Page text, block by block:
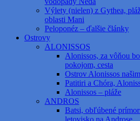
Výlety (nielen) z Gythea,
oblasti Mani
Peloponéz – ďalšie články
Ostrovy
ALONISSOS
Alonissos, za vôňou
pokojom, cesta
Ostrov Alonissos
Patitiri a Chóra,
Alonissos – pláže
ANDROS
Batsi, obľúbené
letovisko na Androse